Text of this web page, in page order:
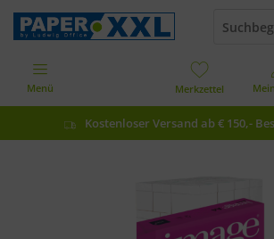
Kostenloser Versand ab € 150,-
Merkzettel
Menü